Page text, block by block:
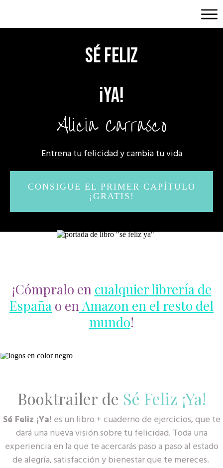
SÉ FELIZ
¡YA!
Alicia Carrasco
Entrena tu felicidad y cambia tu vida
CONSIGUE EL PRIMER CAPÍTULO
¡GRATIS!
¡Cómpralo en cualquier librería de
España o en Amazon en el resto del
mundo!
Booktrailer de Sé Feliz ¡Ya!
Sé Feliz ¡Ya! es un libro + cuaderno de ejercicios, que te
dará una nueva visión sobre tu felicidad. Toda una
experiencia en la que te acercarás paso a paso al estado
de alegría, satisfacción y bienestar que te mereces.